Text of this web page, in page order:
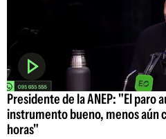
Presidente de la ANEP: "El paro
instrumento bueno, menos aún
horas"